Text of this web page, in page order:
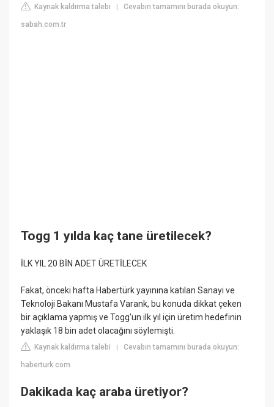
Kaynak kaldırma talebi |Cevabın tamamını burada okuyun:
sabah.com.tr
Togg 1 yılda kaç tane üretilecek?
İLK YIL 20 BİN ADET ÜRETİLECEK
Fakat, önceki hafta Habertürk yayınına katılan Sanayi ve
Teknoloji Bakanı Mustafa Varank, bu konuda dikkat çeken
bir açıklama yapmış ve Togg'un ilk yıl için üretim hedefinin
yaklaşık 18 bin adet olacağını söylemişti.
Kaynak kaldırma talebi |Cevabın tamamını burada okuyun:
haberturk.com
Dakikada kaç araba üretiyor?